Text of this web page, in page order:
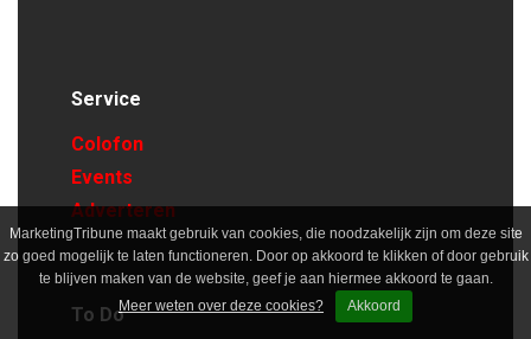
MarketingTribune maakt gebruik van cookies, die noodzakelijk zijn om deze site
zo goed mogelijk te laten functioneren. Door op akkoord te klikken of door gebruik
te blijven maken van de website, geef je aan hiermee akkoord te gaan.
Meer weten over deze cookies?
Akkoord
Service
Colofon
Events
Adverteren
To Do